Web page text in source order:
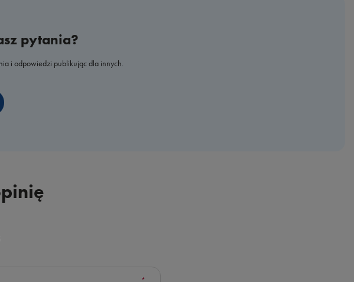
pytania?
i odpowiedzi publikując dla innych.